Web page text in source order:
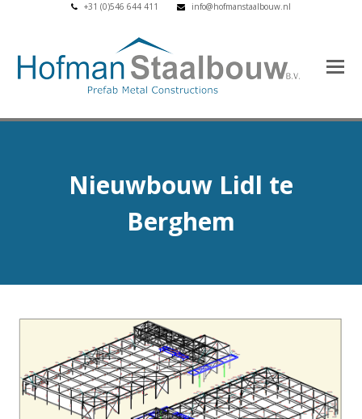
+31 (0)546 644 411 info@hofmanstaalbouw.nl
Nieuwbouw Lidl te
Berghem